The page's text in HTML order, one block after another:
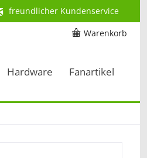
freundlicher Kundenservice
Warenkorb
Hardware Fanartikel